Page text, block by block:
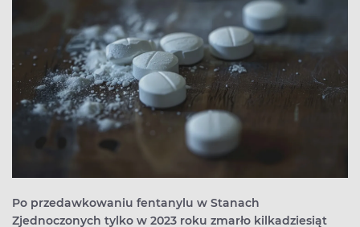
Po przedawkowaniu fentanylu w Stanach
Zjednoczonych tylko w 2023 roku zmarło kilkadziesiąt